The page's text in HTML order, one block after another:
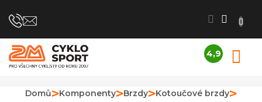
na
4,9
obchodu
je
Domů Komponenty Brzdy
Kotoučové brzdy